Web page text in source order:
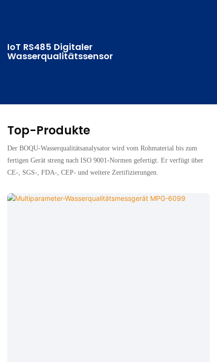
IoT RS485 Digitaler
Wasserqualitätssensor
Top-Produkte
Der BOQU-Wasserqualitätsanalysator wird vom Rohmaterial bis zum
fertigen Gerät streng nach ISO 9001-Normen gefertigt. Er verfügt über
CE-, SGS-, FDA-, CEP- und weitere Zertifizierungen.